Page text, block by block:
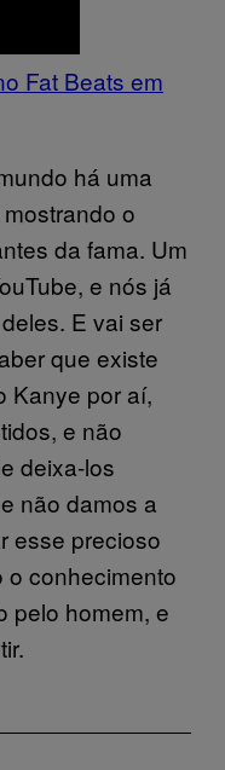
Fat Beats em
há uma
o
da fama. Um
e nós já
E vai ser
que existe
Kanye por aí,
e não
deixa-los
não damos a
esse precioso
o conhecimento
pelo homem, e